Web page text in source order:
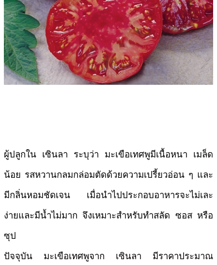
ผู้ปลูกใน เซินลา ระบุว่า มะเขือเทศพูมีเนื้อหนา เมล็ด
น้อย รสหวานกลมกล่อมตัดด้วยความเปรี้ยวอ่อน ๆ และ
มีกลิ่นหอมชัดเจน เมื่อนำไปประกอบอาหารจะไม่เละ
ง่ายและมีน้ำไม่มาก จึงเหมาะสำหรับทำสลัด ซอส หรือ
ซุป
ปัจจุบัน มะเขือเทศพูจาก เซินลา มีราคาประมาณ